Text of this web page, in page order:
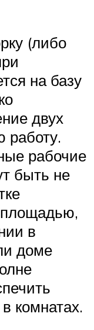
(либо
на базу
двух
работу.
рабочие
быть не
в
доме
комнатах.